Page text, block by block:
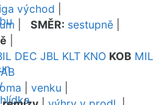
východ
SMĚR: sestupně
DEC JBL KLT KNO KOB MIL
venku